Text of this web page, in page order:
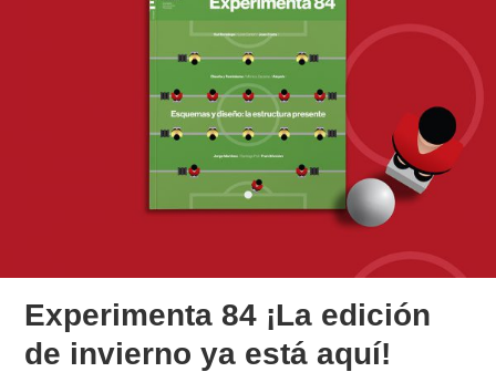
Experimenta 84 ¡La edición
de invierno ya está aquí!